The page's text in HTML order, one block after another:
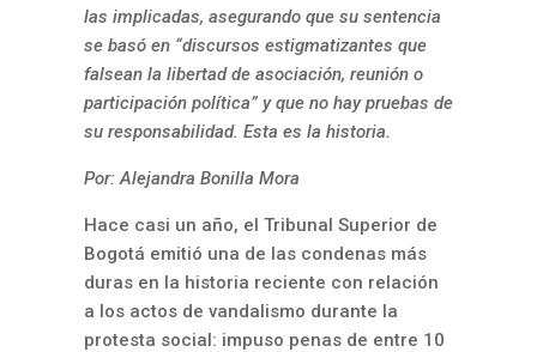
las implicadas, asegurando que su sentencia
se basó en “discursos estigmatizantes que
falsean la libertad de asociación, reunión o
participación política” y que no hay pruebas de
su responsabilidad. Esta es la historia.
Por: Alejandra Bonilla Mora
Hace casi un año, el Tribunal Superior de
Bogotá emitió una de las condenas más
duras en la historia reciente con relación
a los actos de vandalismo durante la
protesta social: impuso penas de entre 10